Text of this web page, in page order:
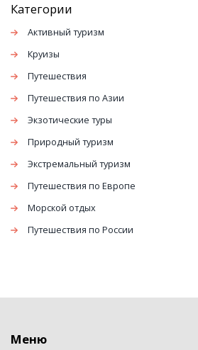
Категории
Активный туризм
Круизы
Путешествия
Путешествия по Азии
Экзотические туры
Природный туризм
Экстремальный туризм
Путешествия по Европе
Морской отдых
Путешествия по России
Меню